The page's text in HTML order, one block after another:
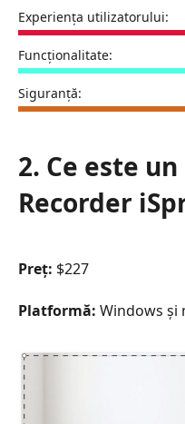
Experiența utilizatorului:
Funcționalitate:
Siguranță:
2. Ce este un
Recorder
Preț: $227
Platformă: Windows și